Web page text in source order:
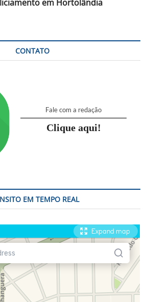
em Hortolândia
CONTATO
Fale com a redação
Clique aqui!
EM TEMPO REAL